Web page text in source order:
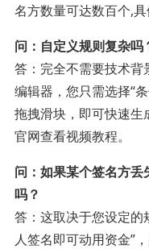
名方数量可达数百个,具
问：自定义规则复杂吗
答：完全不需要技术背
编辑器，您只需选择“
拖拽滑块，即可快速生
官网查看视频教程。
问：如果某个签名方
吗？
答：这取决于您设定的
人签名即可动用资金”